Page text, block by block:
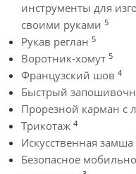
инструменты для
своими руками 5
Рукав реглан 5
Воротник-хомут 5
Французский шов 4
Быстрый
Прорезной карман с
Трикотаж 4
Искусственная замша
Безопасное